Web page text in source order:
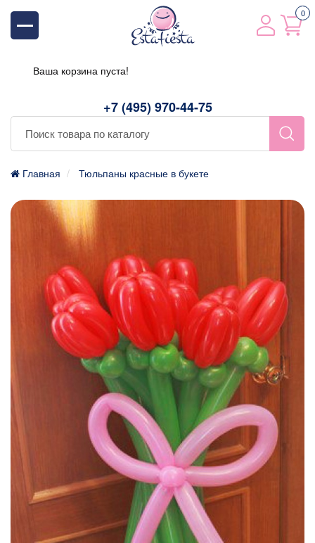
+7 (495) 970-44-75
0
Ваша корзина пуста!
Главная Тюльпаны красные в букете